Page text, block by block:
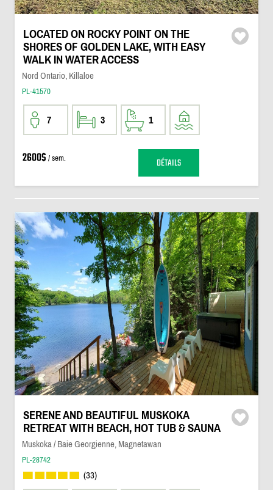
LOCATED ON ROCKY POINT ON THE
SHORES OF GOLDEN LAKE, WITH EASY
WALK IN WATER ACCESS
Nord Ontario, Killaloe
PL-41570
7 3 1
2600$ / sem. DÉTAILS
SERENE AND BEAUTIFUL MUSKOKA
RETREAT WITH BEACH, HOT TUB & SAUNA
Muskoka / Baie Georgienne, Magnetawan
PL-28742
(33)